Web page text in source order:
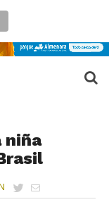
niña